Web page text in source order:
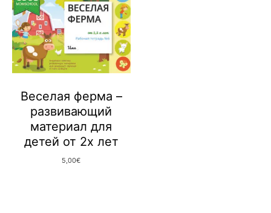
Веселая ферма –
развивающий
материал для
детей от 2х лет
5,00€